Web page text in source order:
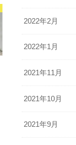
2022年2月
2022年1月
2021年11月
2021年10月
2021年9月